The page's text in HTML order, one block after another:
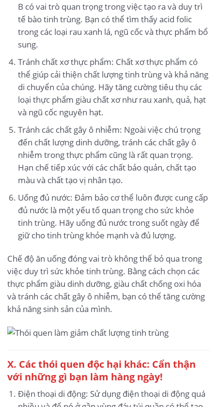
B có vai trò quan trọng trong việc tạo ra và duy trì
tế bào tinh trùng. Bạn có thể tìm thấy acid folic
trong các loại rau xanh lá, ngũ cốc và thực phẩm bổ
sung.
Tránh chất xơ thực phẩm: Chất xơ thực phẩm có
thể giúp cải thiện chất lượng tinh trùng và khả năng
di chuyển của chúng. Hãy tăng cường tiêu thụ các
loại thực phẩm giàu chất xơ như rau xanh, quả, hạt
và ngũ cốc nguyên hạt.
Tránh các chất gây ô nhiễm: Ngoài việc chú trọng
đến chất lượng dinh dưỡng, tránh các chất gây ô
nhiễm trong thực phẩm cũng là rất quan trọng.
Hạn chế tiếp xúc với các chất bảo quản, chất tạo
màu và chất tạo vị nhân tạo.
Uống đủ nước: Đảm bảo cơ thể luôn được cung cấp
đủ nước là một yếu tố quan trọng cho sức khỏe
tinh trùng. Hãy uống đủ nước trong suốt ngày để
giữ cho tinh trùng khỏe mạnh và đủ lượng.
Chế độ ăn uống đóng vai trò không thể bỏ qua trong
việc duy trì sức khỏe tinh trùng. Bằng cách chọn các
thực phẩm giàu dinh dưỡng, giàu chất chống oxi hóa
và tránh các chất gây ô nhiễm, bạn có thể tăng cường
khả năng sinh sản của mình.
X. Các thói quen độc hại khác: Cẩn thận
với những gì bạn làm hàng ngày!
Điện thoại di động: Sử dụng điện thoại di động quá